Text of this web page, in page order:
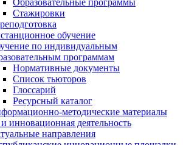
Образовательные программы
Стажировки
обучение
по индивидуальным
программам
Нормативные документы
Список тьюторов
Глоссарий
Ресурсный каталог
методические материалы
инновационная деятельность
направления